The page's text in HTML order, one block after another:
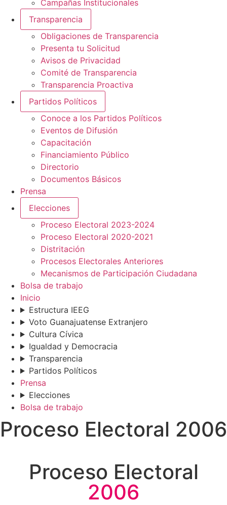
Campañas Institucionales
Transparencia
Obligaciones de Transparencia
Presenta tu Solicitud
Avisos de Privacidad
Comité de Transparencia
Transparencia Proactiva
Partidos Políticos
Conoce a los Partidos Políticos
Eventos de Difusión
Capacitación
Financiamiento Público
Directorio
Documentos Básicos
Prensa
Elecciones
Proceso Electoral 2023-2024
Proceso Electoral 2020-2021
Distritación
Procesos Electorales Anteriores
Mecanismos de Participación Ciudadana
Bolsa de trabajo
Inicio
Estructura IEEG
Voto Guanajuatense Extranjero
Cultura Cívica
Igualdad y Democracia
Transparencia
Partidos Políticos
Prensa
Elecciones
Bolsa de trabajo
Proceso Electoral 2006​
Proceso Electoral
2006